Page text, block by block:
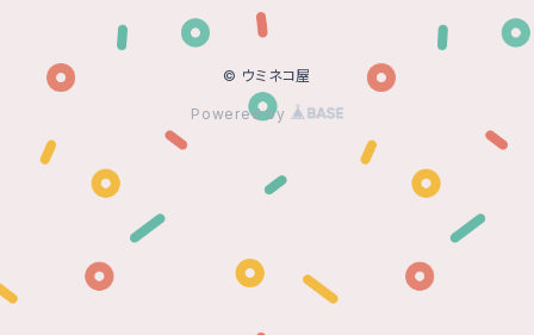
© ウミネコ屋
Powered by